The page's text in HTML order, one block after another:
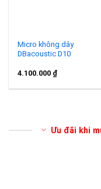
Micro không dây
DBacoustic D10
4.100.000 ₫
Ưu đãi khi